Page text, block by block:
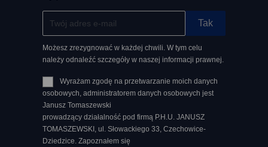
Możesz zrezygnować w każdej chwili. W tym celu
należy odnaleźć szczegóły w naszej informacji prawnej.
Wyrażam zgodę na przetwarzanie moich danych
osobowych, administratorem danych osobowych jest
Janusz Tomaszewski
prowadzący działalność pod firmą P.H.U. JANUSZ
TOMASZEWSKI, ul. Słowackiego 33, Czechowice-
Dziedzice. Zapoznałem się